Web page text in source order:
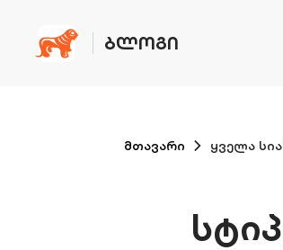
ᲑᲚᲝᲒᲘ
მთავარი ყველა